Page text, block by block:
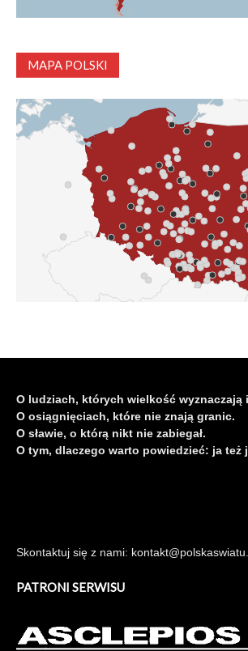
MAPA POLSKI
O ludziach, których wielkość wyznaczają
O osiągnięciach, które nie znają granic.
O sławie, o którą nikt nie zabiegał.
O tym, dlaczego warto powiedzieć: ja też
Skontaktuj się z nami:
PATRONI SERWISU